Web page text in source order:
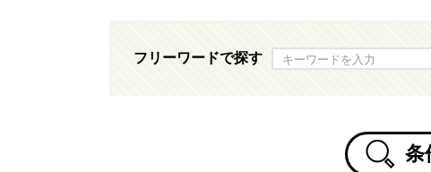
フリーワードで探す
条